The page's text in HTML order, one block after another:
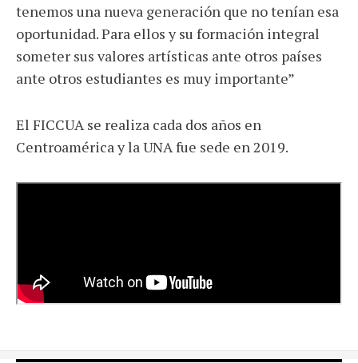
tenemos una nueva generación que no tenían esa
oportunidad. Para ellos y su formación integral
someter sus valores artísticas ante otros países
ante otros estudiantes es muy importante”
El FICCUA se realiza cada dos años en
Centroamérica y la UNA fue sede en 2019.